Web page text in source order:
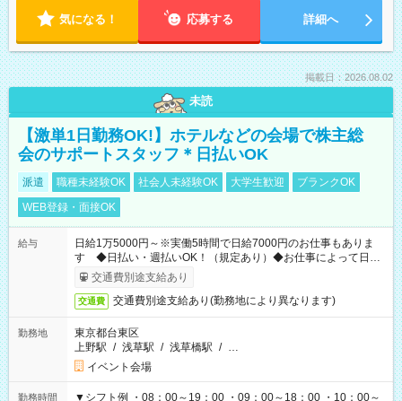
気になる！ 応募する 詳細へ
掲載日：2026.08.02
未読
【激単1日勤務OK!】ホテルなどの会場で株主総
会のサポートスタッフ＊日払いOK
派遣 職種未経験OK 社会人未経験OK 大学生歓迎
ブランクOK
WEB登録・面接OK
給与
日給1万5000円～※実働5時間で日給7000円のお仕事もありま
す ◆日払い・週払いOK！（規定あり）◆お仕事によって日給
も異なります
交通費別途支給あり
交通費 交通費別途支給あり(勤務地により異なります)
勤務地
東京都台東区
上野駅 / 浅草駅 / 浅草橋駅 / …
イベント会場
勤務時間
▼シフト例 ・08：00～19：00 ・09：00～18：00 ・10：00～